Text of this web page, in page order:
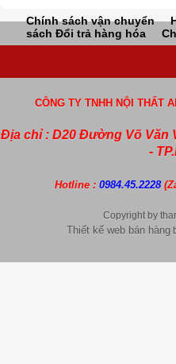
Chính sách vận chuyển
sách Đổi trả hàng hóa
CÔNG TY TNHH NỘI THẤT
Địa chỉ : D20 Đường Võ Văn
-
Hotline : 0984.45.2228
Copyright by
Thiết kế web bán hàng